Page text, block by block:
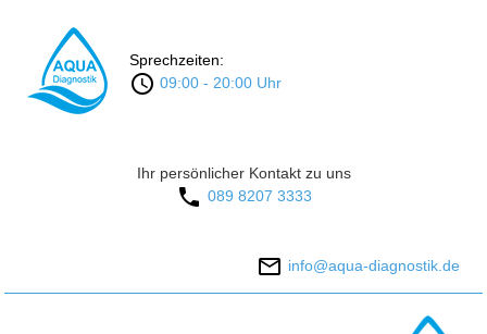
Sprechzeiten:
09:00 - 20:00 Uhr
Ihr persönlicher Kontakt zu uns
089 8207 3333
info@aqua-diagnostik.de